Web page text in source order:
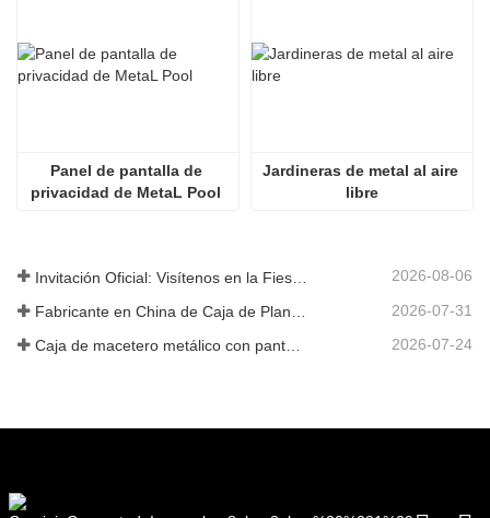
Panel de pantalla de
Jardineras de metal al aire
libre
2026-08-06
2026-07-31
2026-07-24